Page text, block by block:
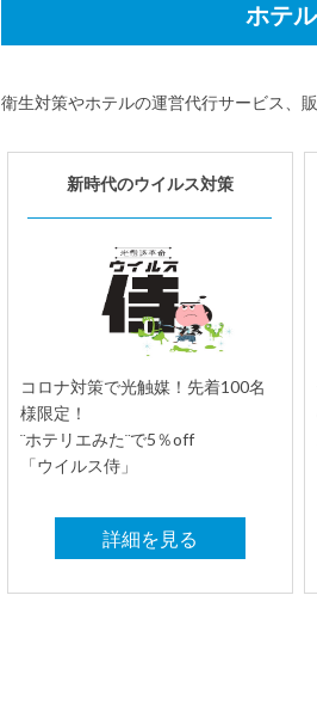
ホテ
衛生対策やホテルの運営代行サービス、
新時代のウイルス対策
コロナ対策で光触媒！先着100名
様限定！
¨ホテリエみた¨で5％off
「ウイルス侍」
詳細を見る